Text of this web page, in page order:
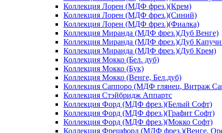
Коллекция Лорен (МДФ фрез.)(Крем)
Коллекция Лорен (МДФ фрез.)(Синий)
Коллекция Лорен (МДФ фрез.)(Фиалка)
Коллекция Миранда (МДФ фрез.)(Дуб Венге)
Коллекция Миранда (МДФ фрез.)(Дуб
Коллекция Миранда (МДФ фрез.)(Дуб Крем)
Коллекция Мокко (Бел. дуб)
Коллекция Мокко (Бук)
Коллекция Мокко (Венге, Бел.дуб)
Коллекция Саппоро (МДФ глянец, Витраж
Коллекция Стэйбридж Аппартс
Коллекция Форд (МДФ фрез.)(Белый Софт)
Коллекция Форд (МДФ фрез.)(Графит Софт)
Коллекция Форд (МДФ фрез.)(Мокко Софт)
Коллекция Фрешфорд (МДФ фрез.)(Венге,